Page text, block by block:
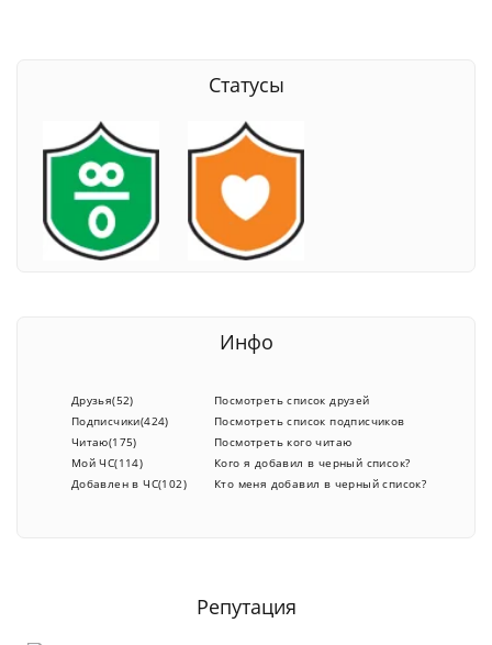
Статусы
Инфо
Друзья(52)
Подписчики(424)
Читаю(175)
Мой ЧС(114)
Добавлен в ЧС(102)
Посмотреть список друзей
Посмотреть список подписчиков
Посмотреть кого читаю
Кого я добавил в черный список?
Кто меня добавил в черный список?
Репутация